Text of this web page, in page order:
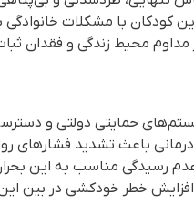
کودکان با مشکلات
مداوم محیط زندگی و فقدان
حمایتی دولتی و
باعث تشدید فشارهای
رسیدگی مناسب به این
خطر خودکشی در بین